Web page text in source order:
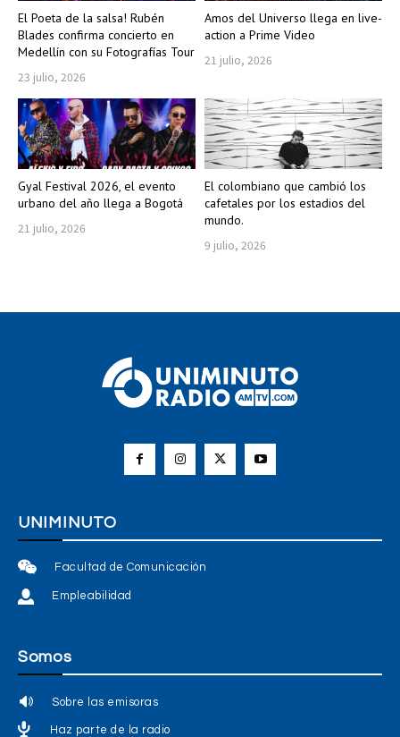
El Poeta de la salsa! Rubén
Blades confirma concierto en
Medellín con su Fotografías Tour
23 julio, 2026
Amos del Universo llega en live-
action a Prime Video
21 julio, 2026
Gyal Festival 2026, el evento
urbano del año llega a Bogotá
21 julio, 2026
El colombiano que cambió los
cafetales por los estadios del
mundo.
9 julio, 2026
UNIMINUTO
Facultad de Comunicación
Empleabilidad
Somos
Sobre las emisoras
Haz parte de la radio